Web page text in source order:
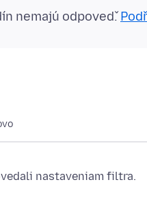
nemajú odpoveď.
nastaveniam filtra.